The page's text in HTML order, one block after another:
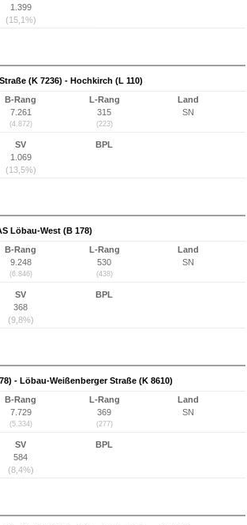
1.399
(15,1%)
(K 7236) - Hochkirch (L 110)
B-Rang
7.261
(4.872)
L-Rang
315
(223)
Land
SN
SV
1.069
(13,5%)
BPL
Löbau-West (B 178)
B-Rang
9.248
(6.846)
L-Rang
530
(438)
Land
SN
SV
368
(9,8%)
BPL
- Löbau-Weißenberger Straße (K 8610)
B-Rang
7.729
(5.334)
L-Rang
369
(277)
Land
SN
SV
584
(8,4%)
BPL